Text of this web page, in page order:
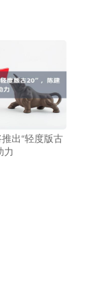
出“轻度版古
力